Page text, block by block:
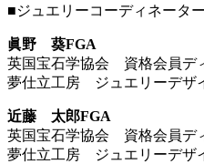
■ジュエリーコーディネータ
眞野 葵FGA
英国宝石学協会 資格会員デ
夢仕立工房 ジュエリーデザ
近藤 太郎FGA
英国宝石学協会 資格会員デ
夢仕立工房 ジュエリーデザ